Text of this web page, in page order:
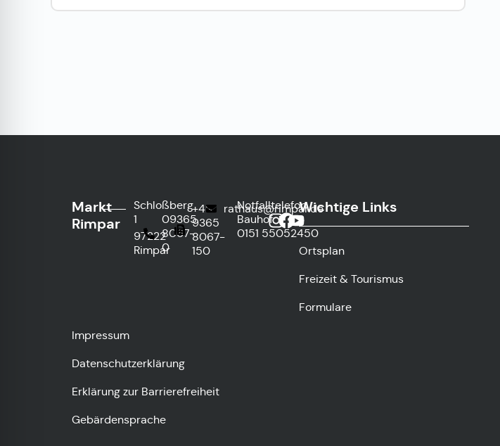
Markt
Rimpar
Schloßberg
1
97222
Rimpar
09365
8067-
0
+49
9365
8067-
150
rathaus@rimpar.de
Notfalltelefon
Bauhof:
0151 55052450
Wichtige Links
Ortsplan
Freizeit & Tourismus
Formulare
Impressum
Datenschutzerklärung
Erklärung zur Barrierefreiheit
Gebärdensprache